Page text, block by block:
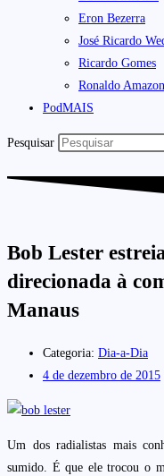
Eron Bezerra
José Ricardo
Ricardo Gomes
Ronaldo
PodMAIS
Pesquisar
Bob Lester
direcionada à
Manaus
Categoria: Dia-a-Dia
4 de dezembro de 2015
Um dos radialistas mais
sumido. É que ele trocou o